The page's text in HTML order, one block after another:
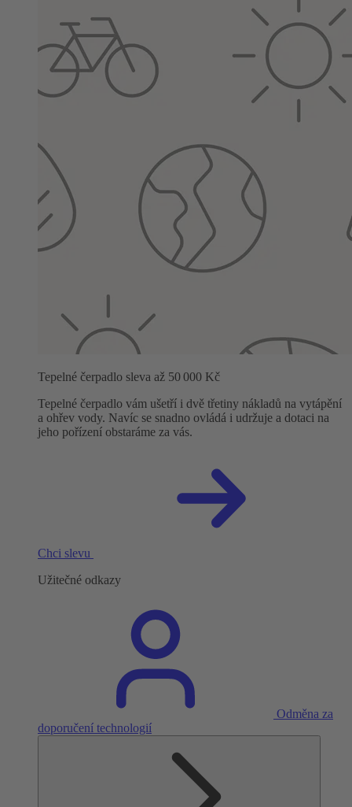
Tepelné čerpadlo sleva až 50 000 Kč
Tepelné čerpadlo vám ušetří i dvě třetiny nákladů na vytápění
a ohřev vody. Navíc se snadno ovládá i udržuje a dotaci na
jeho pořízení obstaráme za vás.
Chci slevu
Užitečné odkazy
Odměna za
doporučení technologií